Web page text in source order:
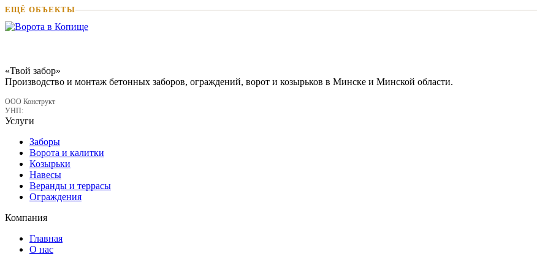
ЕЩЁ ОБЪЕКТЫ
«Твой забор»
Производство и монтаж бетонных заборов, ограждений, ворот и козырьков в Минске и Минской области.
ООО Конструкт
УНП:
Услуги
Заборы
Ворота и калитки
Козырьки
Навесы
Веранды и террасы
Ограждения
Компания
Главная
О нас